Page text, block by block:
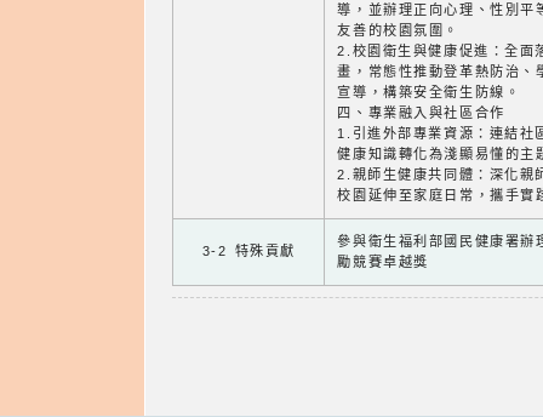
導，並辦理正向心理、性別平
友善的校園氛圍。
2.校園衛生與健康促進：全面
畫，常態性推動登革熱防治、
宣導，構築安全衛生防線。
四、專業融入與社區合作
1.引進外部專業資源：連結社
健康知識轉化為淺顯易懂的主
2.親師生健康共同體：深化親
校園延伸至家庭日常，攜手實
3-2 特殊貢獻
參與衛生福利部國民健康署
勵競賽卓越獎